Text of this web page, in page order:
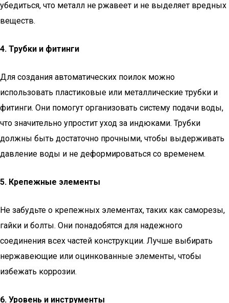
убедиться, что металл не ржавеет и не выделяет вредных
веществ.
4. Трубки и фитинги
Для создания автоматических поилок можно
использовать пластиковые или металлические трубки и
фитинги. Они помогут организовать систему подачи воды,
что значительно упростит уход за индюками. Трубки
должны быть достаточно прочными, чтобы выдерживать
давление воды и не деформироваться со временем.
5. Крепежные элементы
Не забудьте о крепежных элементах, таких как саморезы,
гайки и болты. Они понадобятся для надежного
соединения всех частей конструкции. Лучше выбирать
нержавеющие или оцинкованные элементы, чтобы
избежать коррозии.
6. Уровень и инструменты